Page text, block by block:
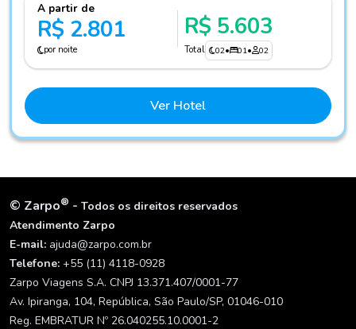
A partir de
R$ 2.801
por noite
R$ 5.603
Total 02• 01• 02
Ver Hotel
© Zarpo® - Todos os direitos reservados
Atendimento Zarpo
E-mail: ajuda@zarpo.com.br
Telefone: +55 (11) 4118-0928
Zarpo Viagens S.A. CNPJ 13.371.407/0001-77
Av. Ipiranga, 104, República, São Paulo/SP, 01046-010
Reg. EMBRATUR Nº 26.040255.10.0001-2